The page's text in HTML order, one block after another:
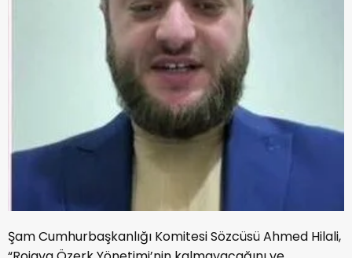
Şam Cumhurbaşkanlığı Komitesi Sözcüsü Ahmed Hilali,